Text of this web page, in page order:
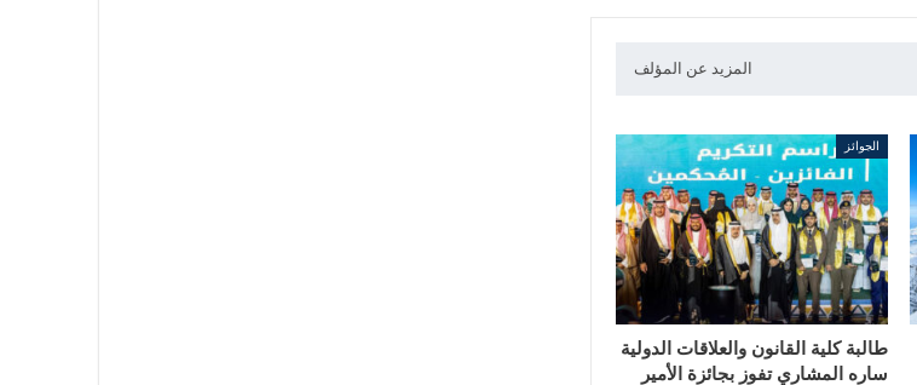
المزيد عن المؤلف
الجوائز
طالبة كلية القانون والعلاقات الدولية
ساره المشاري تفوز بجائزة الأمير